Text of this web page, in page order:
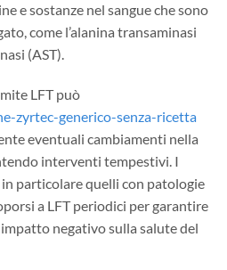
​​e sostanze nel sangue che sono
come l’alanina transaminasi
(AST).
LFT può
zyrtec-generico-senza-ricetta
eventuali cambiamenti nella
interventi tempestivi. I
particolare quelli con patologie
a LFT periodici per garantire
negativo sulla salute del